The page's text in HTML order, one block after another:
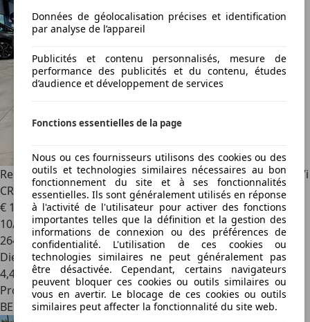
Données de géolocalisation précises et identification
par analyse de l’appareil
Publicités et contenu personnalisés, mesure de
performance des publicités et du contenu, études
d’audience et développement de services
Fonctions essentielles de la page
Nous ou ces fournisseurs utilisons des cookies ou des
outils et technologies similaires nécessaires au bon
fonctionnement du site et à ses fonctionnalités
essentielles. Ils sont généralement utilisés en réponse
à l'activité de l'utilisateur pour activer des fonctions
importantes telles que la définition et la gestion des
informations de connexion ou des préférences de
confidentialité. L'utilisation de ces cookies ou
technologies similaires ne peut généralement pas
être désactivée. Cependant, certains navigateurs
peuvent bloquer ces cookies ou outils similaires ou
vous en avertir. Le blocage de ces cookies ou outils
similaires peut affecter la fonctionnalité du site web.
Renault Grand Scenic1.6 dCi 130CV BOSE 7PL CAMERA NAVi
CRUiSE
€ 1 999
10/2011
264 774 km
Diesel
4,4 l/100 km (mixte)
Professionnel
BE 6220